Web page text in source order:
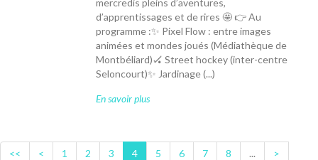
d’apprentissages et de rires 🤩 👉 Au
programme :✨ Pixel Flow : entre images
animées et mondes joués (Médiathèque de
Montbéliard)🏑 Street hockey (inter-centre
Seloncourt)✨ Jardinage (...)
En savoir plus
<< < 1 2 3 4 5 6 7 8 ...
>